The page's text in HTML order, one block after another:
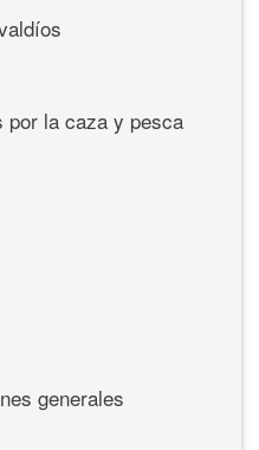
por la caza y pesca
generales